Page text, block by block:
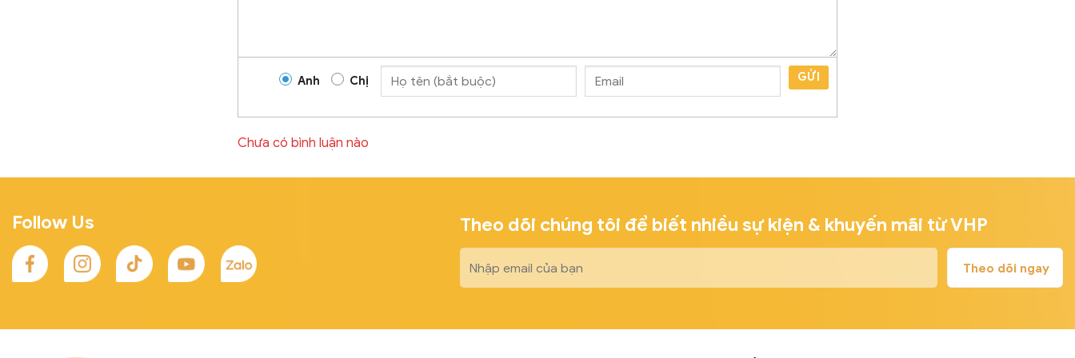
Anh Chị GỬI
Chưa có bình luận nào
Follow Us Theo dõi chúng tôi để biết nhiều sự kiện & khuyến mãi từ VHP